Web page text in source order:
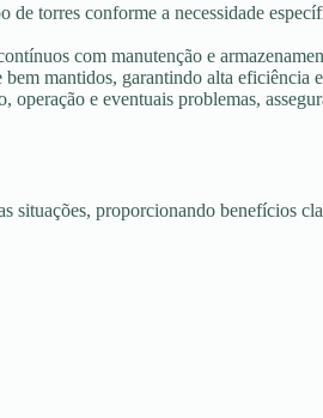
de torres conforme a necessidade
com manutenção e
mantidos, garantindo alta eficiência
operação e eventuais problemas,
situações, proporcionando benefícios